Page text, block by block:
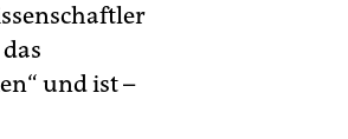
und ist –